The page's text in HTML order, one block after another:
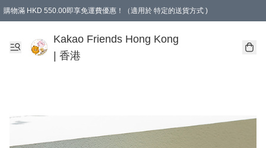
購物滿 HKD 550.00即享免運費優惠！（適用於 特定的送貨方式 )
Kakao Friends Hong Kong
| 香港